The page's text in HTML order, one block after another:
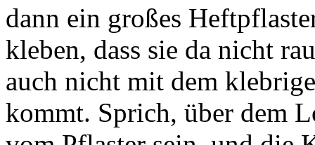
dann ein großes
kleben, dass sie da nicht
auch nicht mit dem
kommt. Sprich, über dem